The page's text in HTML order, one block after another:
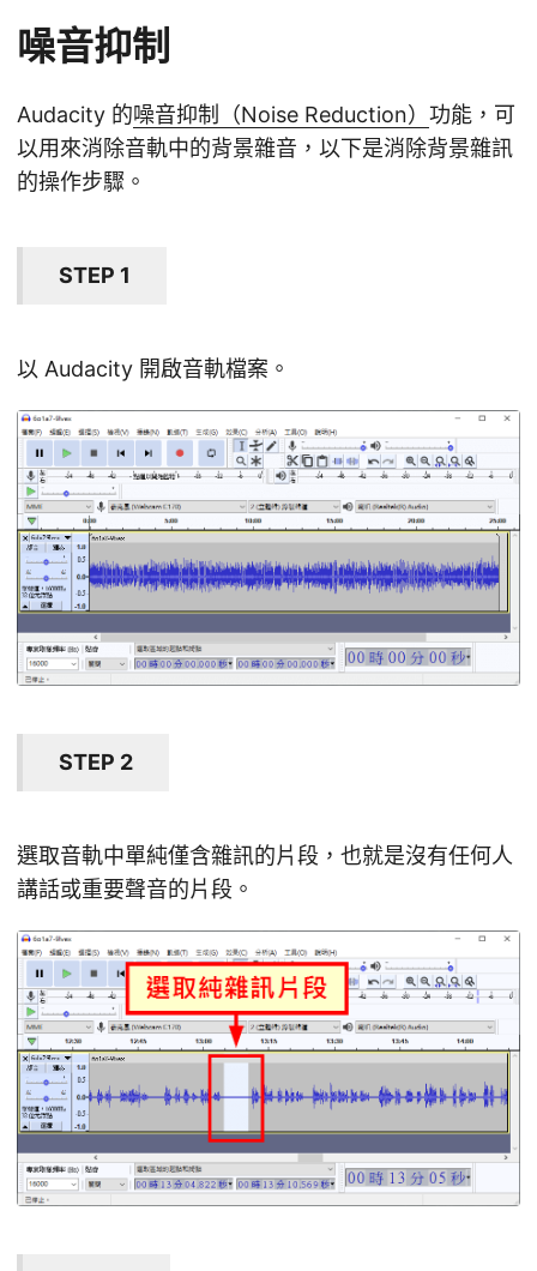
噪音抑制
Audacity 的噪音抑制（Noise Reduction） 功能，可
以用來消除音軌中的背景雜音，以下是消除背景雜訊
的操作步驟。
STEP 1
以 Audacity 開啟音軌檔案。
STEP 2
選取音軌中單純僅含雜訊的片段，也就是沒有任何人
講話或重要聲音的片段。